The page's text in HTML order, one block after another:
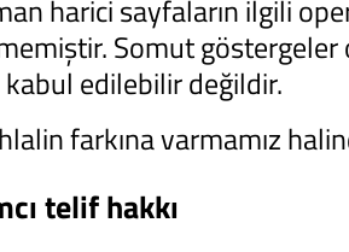
harici sayfaların ilgili
Somut göstergeler
edilebilir değildir.
farkına varmamız
telif hakkı